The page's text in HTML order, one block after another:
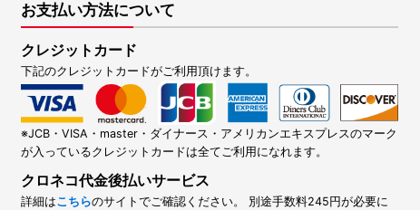
お支払い方法について
クレジットカード
下記のクレジットカードがご利用頂けます。
※JCB・VISA・master・ダイナース・アメリカンエキスプレスのマーク
が入っているクレジットカードは全てご利用になれます。
クロネコ代金後払いサービス
詳細はこちらのサイトでご確認ください。 別途手数料245円が必要に